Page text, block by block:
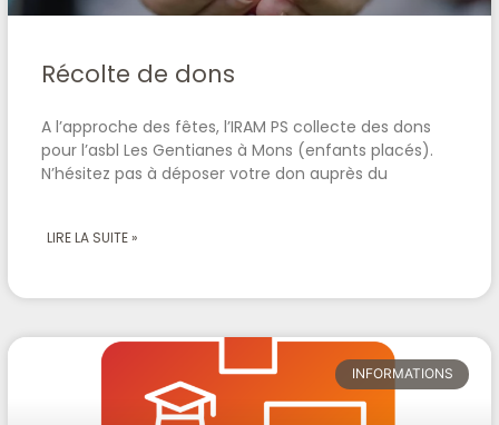
Récolte de dons
A l’approche des fêtes, l’IRAM PS collecte des dons
pour l’asbl Les Gentianes à Mons (enfants placés).
N’hésitez pas à déposer votre don auprès du
LIRE LA SUITE »
INFORMATIONS